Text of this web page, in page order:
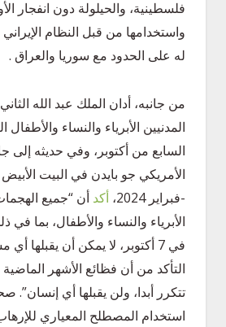
فلسطينية، والحيلولة دون انفجار
واستخدامها من قبل النظام الإيراني
له على الحدود مع سوريا والعراق .
من جانبه، أدان الملك عبد الله
المدنيين الأبرياء والنساء
السابع من أكتوبر، وفي حديثه إلى
-فبراير 2024،
أكد أن “جميع
الأبرياء والنساء والأطفال، بما
في 7 أكتوبر، لا يمكن أن يقبلها
تتكرر أبدا، ولن يقبلها أي إنسان”.
استخدام المصطلح المعياري